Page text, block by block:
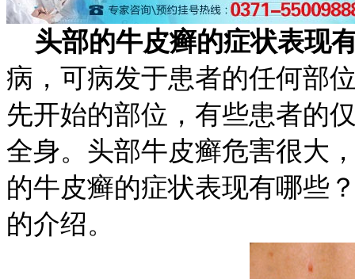
头部的牛皮癣的症状表现
病，可病发于患者的任何部
先开始的部位，有些患者的
全身。头部牛皮癣危害很大
的牛皮癣的症状表现有哪些
的介绍。